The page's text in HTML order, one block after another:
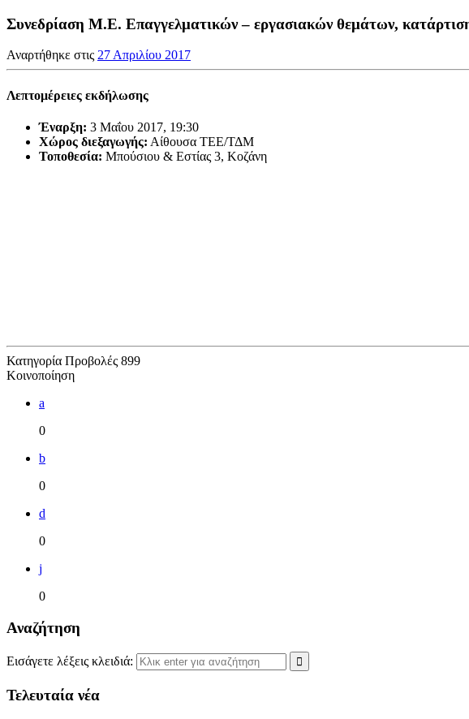
Συνεδρίαση Μ.Ε. Επαγγελματικών – εργασιακών θεμάτων,
Αναρτήθηκε στις 27 Απριλίου 2017
Λεπτομέρειες εκδήλωσης
Έναρξη: 3 Μαΐου 2017, 19:30
Χώρος διεξαγωγής: Αίθουσα ΤΕΕ/ΤΔΜ
Τοποθεσία: Μπούσιου & Εστίας 3, Κοζάνη
Κατηγορία Προβολές 899
Κοινοποίηση
a
0
b
0
d
0
j
0
Αναζήτηση
Εισάγετε λέξεις κλειδιά:
Τελευταία νέα